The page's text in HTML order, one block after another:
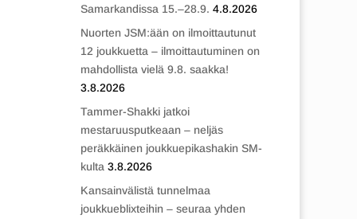
Samarkandissa 15.–28.9. 4.8.2026
Nuorten JSM:ään on ilmoittautunut
12 joukkuetta – ilmoittautuminen on
mahdollista vielä 9.8. saakka!
3.8.2026
Tammer-Shakki jatkoi
mestaruusputkeaan – neljäs
peräkkäinen joukkuepikashakin SM-
kulta 3.8.2026
Kansainvälistä tunnelmaa
joukkueblixteihin – seuraa yhden